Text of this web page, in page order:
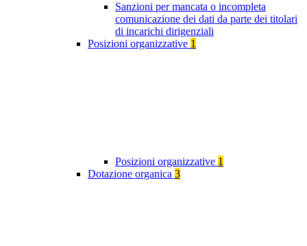
Sanzioni per mancata o incompleta
comunicazione dei dati da parte dei titolari
di incarichi dirigenziali
Posizioni organizzative 1
Posizioni organizzative 1
Dotazione organica 3